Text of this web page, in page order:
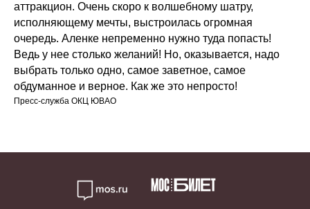
аттракцион. Очень скоро к волшебному шатру,
исполняющему мечты, выстроилась огромная
очередь. Аленке непременно нужно туда попасть!
Ведь у нее столько желаний! Но, оказывается, надо
выбрать только одно, самое заветное, самое
обдуманное и верное. Как же это непросто!
Пресс-служба ОКЦ ЮВАО